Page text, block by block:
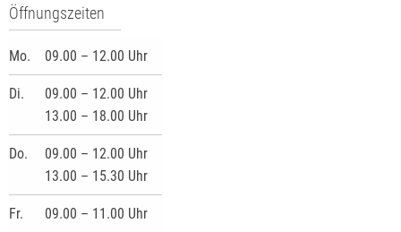
Öffnungszeiten
Mo. 09.00 – 12.00 Uhr
Di.
09.00 – 12.00 Uhr
13.00 – 18.00 Uhr
Do.
09.00 – 12.00 Uhr
13.00 – 15.30 Uhr
Fr. 09.00 – 11.00 Uhr